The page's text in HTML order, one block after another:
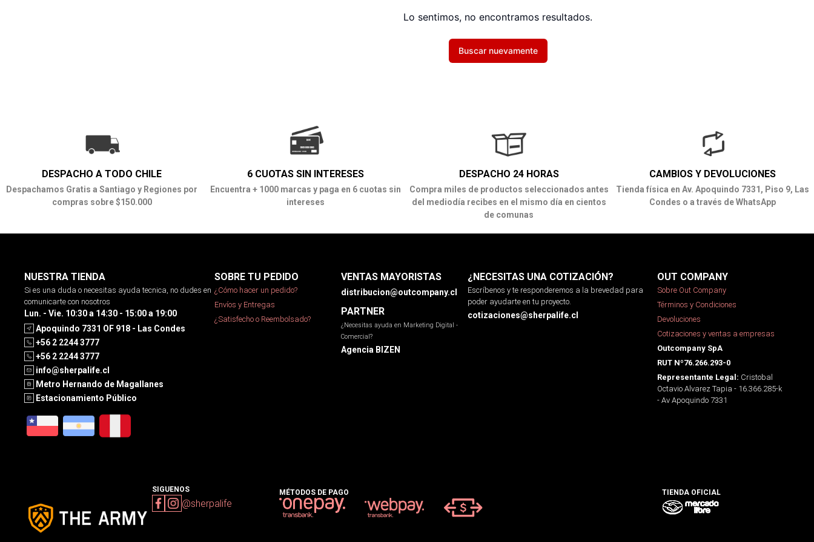
Lo sentimos, no encontramos resultados.
Buscar nuevamente
DESPACHO A TODO CHILE
Despachamos Gratis a Santiago y Regiones por
compras sobre $150.000
6 CUOTAS SIN INTERESES
Encuentra + 1000 marcas y paga en 6 cuotas sin
intereses
DESPACHO 24 HORAS
Compra miles de productos seleccionados antes
del mediodía recibes en el mismo día en cientos
de comunas
CAMBIOS Y DEVOLUCIONES
Tienda física en Av. Apoquindo 7331, Piso 9, Las
Condes o a través de WhatsApp
NUESTRA TIENDA
Si es una duda o necesitas ayuda tecnica, no dudes en
comunicarte con nosotros
Lun. - Vie. 10:30 a 14:30 - 15:00 a 19:00
Apoquindo 7331 OF 918 - Las Condes
+56 2 2244 3777
+56 2 2244 3777
info@sherpalife.cl
Metro Hernando de Magallanes
Estacionamiento Público
SOBRE TU PEDIDO
¿Cómo hacer un pedido?
Envíos y Entregas
¿Satisfecho o Reembolsado?
VENTAS MAYORISTAS
distribucion@outcompany.cl
PARTNER
¿Necesitas ayuda en Marketing Digital -
Comercial?
Agencia BIZEN
¿NECESITAS UNA COTIZACIÓN?
Escríbenos y te responderemos a la brevedad para
poder ayudarte en tu proyecto.
cotizaciones@sherpalife.cl
OUT COMPANY
Sobre Out Company
Términos y Condiciones
Devoluciones
Cotizaciones y ventas a empresas
Outcompany SpA
RUT Nº76.266.293-0
Representante Legal: Cristobal
Octavio Alvarez Tapia - 16.366.285-k
- Av Apoquindo 7331
SIGUENOS
@sherpalife
MÉTODOS DE PAGO TIENDA OFICIAL